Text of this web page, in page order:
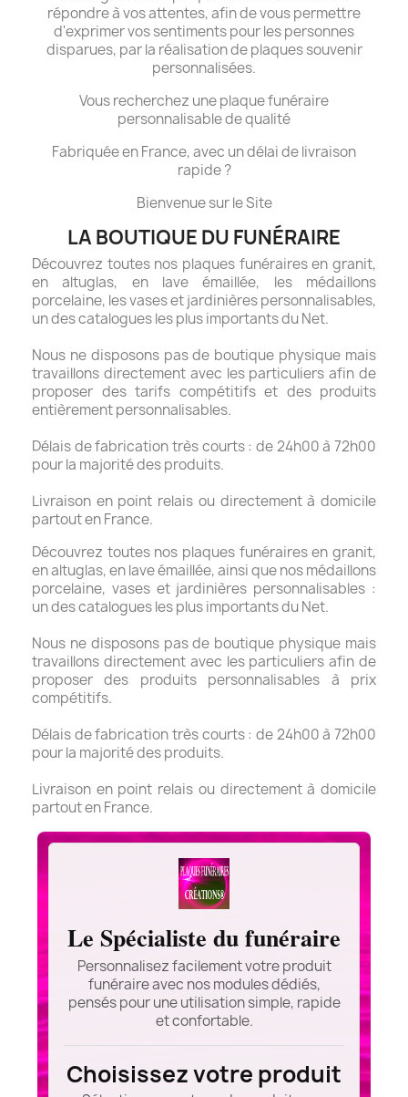
répondre à vos attentes, afin de vous permettre
d'exprimer vos sentiments pour les personnes
disparues, par la réalisation de plaques souvenir
personnalisées.
Vous recherchez une plaque funéraire
personnalisable de qualité
Fabriquée en France, avec un délai de livraison
rapide ?
Bienvenue sur le Site
LA BOUTIQUE DU FUNÉRAIRE
Découvrez toutes nos plaques funéraires en granit,
en altuglas, en lave émaillée, les médaillons
porcelaine, les vases et jardinières personnalisables,
un des catalogues les plus importants du Net.
Nous ne disposons pas de boutique physique mais
travaillons directement avec les particuliers afin de
proposer des tarifs compétitifs et des produits
entièrement personnalisables.
Délais de fabrication très courts : de 24h00 à 72h00
pour la majorité des produits.
Livraison en point relais ou directement à domicile
partout en France.
Découvrez toutes nos plaques funéraires en granit,
en altuglas, en lave émaillée, ainsi que nos médaillons
porcelaine, vases et jardinières personnalisables :
un des catalogues les plus importants du Net.
Nous ne disposons pas de boutique physique mais
travaillons directement avec les particuliers afin de
proposer des produits personnalisables à prix
compétitifs.
Délais de fabrication très courts : de 24h00 à 72h00
pour la majorité des produits.
Livraison en point relais ou directement à domicile
partout en France.
Le Spécialiste du funéraire
Personnalisez facilement votre produit
funéraire avec nos modules dédiés,
pensés pour une utilisation simple, rapide
et confortable.
Choisissez votre produit